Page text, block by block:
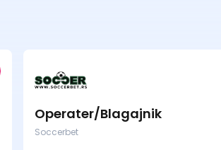
Operater/Blagajnik
Soccerbet